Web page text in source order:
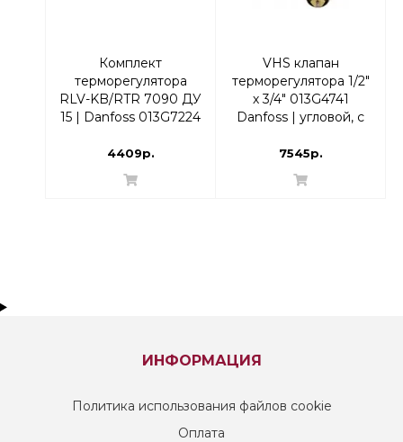
Комплект
терморегулятора
RLV-KB/RTR 7090 ДУ
15 | Danfoss 013G7224
4409р.
VHS клапан
терморегулятора 1/2"
х 3/4" 013G4741
Danfoss | угловой, с
7545р.
ИНФОРМАЦИЯ
Политика использования файлов cookie
Оплата